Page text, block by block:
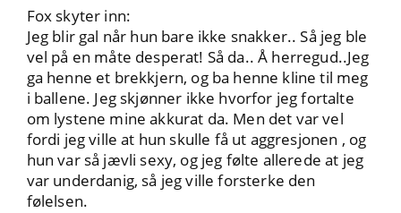
Fox skyter inn:
Jeg blir gal når hun bare ikke snakker.. Så jeg ble
vel på en måte desperat! Så da.. Å herregud..Jeg
ga henne et brekkjern, og ba henne kline til meg
i ballene. Jeg skjønner ikke hvorfor jeg fortalte
om lystene mine akkurat da. Men det var vel
fordi jeg ville at hun skulle få ut aggresjonen , og
hun var så jævli sexy, og jeg følte allerede at jeg
var underdanig, så jeg ville forsterke den
følelsen.